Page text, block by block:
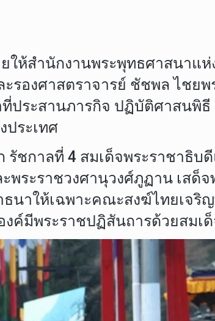
ห้สำนักงานพระพุทธศาสนาแห่
รองศาสตราจารย์ ชัชพล ไชย
ประสานภารกิจ ปฏิบัติศาสนพิ
ประเทศ
รัชกาลที่ 4 สมเด็จพระราชาธิ
ระราชวงศานุวงศ์ภูฏาน เสด็
นาให้เฉพาะคณะสงฆ์ไทยเจ
ค์มีพระราชปฏิสันถารด้วยสมเ